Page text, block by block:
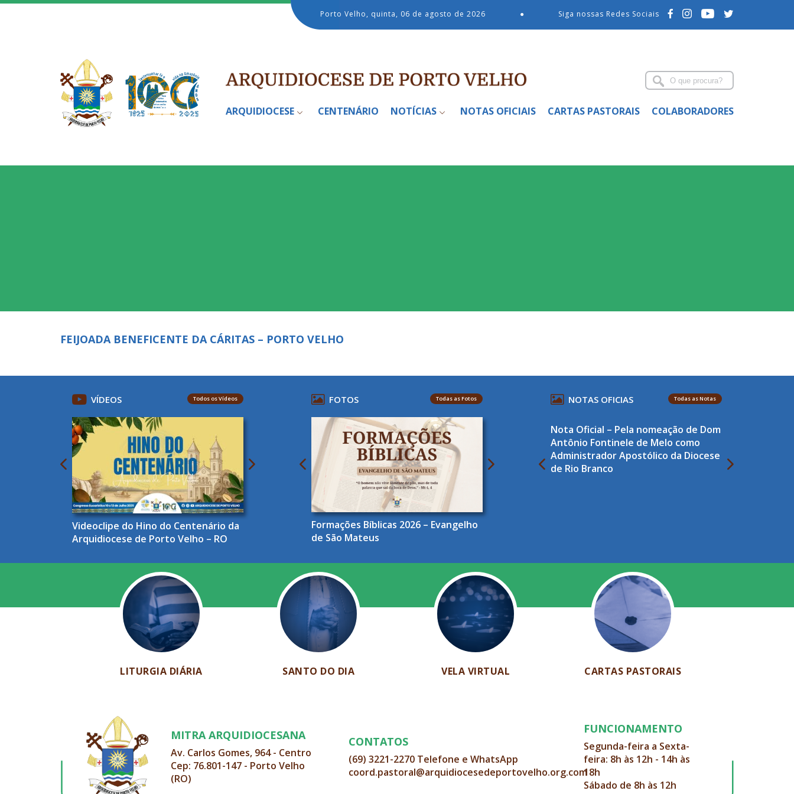
Porto Velho, quinta, 06 de agosto de 2026 ● Siga nossas Redes Sociais
ARQUIDIOCESE CENTENÁRIO NOTÍCIAS NOTAS OFICIAIS CARTAS PASTORAIS COLABORADORES
FEIJOADA BENEFICENTE DA CÁRITAS – PORTO VELHO
VÍDEOS Todos os Vídeos
Videoclipe do Hino do Centenário da
Arquidiocese de Porto Velho – RO
FOTOS Todas as Fotos
Formações Bíblicas 2026 – Evangelho
de São Mateus
NOTAS OFICIAS Todas as Notas
Nota Oficial – Pela nomeação de Dom
Antônio Fontinele de Melo como
Administrador Apostólico da Diocese
de Rio Branco
LITURGIA DIÁRIA SANTO DO DIA VELA VIRTUAL CARTAS PASTORAIS
MITRA ARQUIDIOCESANA
Av. Carlos Gomes, 964 - Centro
Cep: 76.801-147 - Porto Velho
(RO)
CONTATOS
(69) 3221-2270 Telefone e WhatsApp
coord.pastoral@arquidiocesedeportovelho.org.com
FUNCIONAMENTO
Segunda-feira a Sexta-
feira: 8h às 12h - 14h às
18h
Sábado de 8h às 12h